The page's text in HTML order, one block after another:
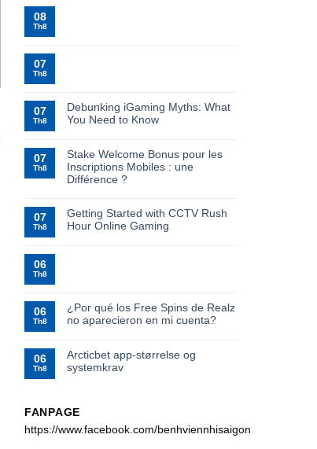
08
Th8
07
Th8
07
Th8
Debunking iGaming Myths: What
You Need to Know
07
Th8
Stake Welcome Bonus pour les
Inscriptions Mobiles : une
Différence ?
07
Th8
Getting Started with CCTV Rush
Hour Online Gaming
06
Th8
06
Th8
¿Por qué los Free Spins de Realz
no aparecieron en mi cuenta?
06
Th8
Arcticbet app-størrelse og
systemkrav
FANPAGE
https://www.facebook.com/benhviennhisaigon